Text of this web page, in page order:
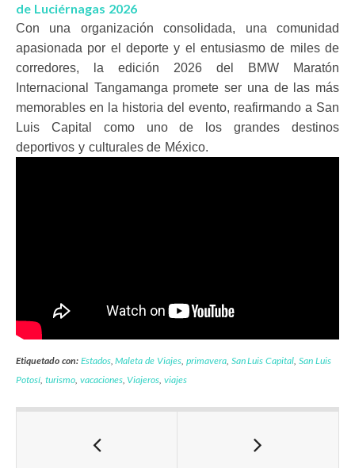
de Luciérnagas 2026
Con una organización consolidada, una comunidad
apasionada por el deporte y el entusiasmo de miles de
corredores, la edición 2026 del BMW Maratón
Internacional Tangamanga promete ser una de las más
memorables en la historia del evento, reafirmando a San
Luis Capital como uno de los grandes destinos
deportivos y culturales de México.
Etiquetado con: Estados,Maleta de Viajes primavera, San Luis Capital ,San Luis
Potosí, turismo, vacaciones,Viajeros ,viajes